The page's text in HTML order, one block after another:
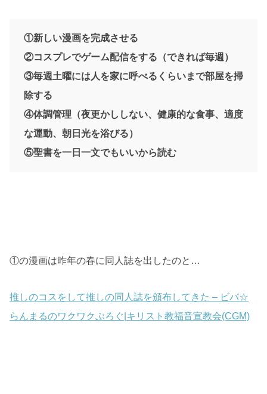
①新しい漫画を完成させる
②コスプレでゲーム配信をする（できれば毎週）
③毎週土曜には人を家に呼べるくらいまで部屋を掃
除する
④体調管理（夜更かししない、健康的な食事、適度
な運動、朝日光を浴びる）
⑤聖書を一日一文でもいいから読む
①の漫画は昨年の春に同人誌を出したのと…
推しのコスをして推しの同人誌を頒布してきた – ビバ☆
らんまるのワクワクぶろぐ|キリスト教福音宣教会(CGM)